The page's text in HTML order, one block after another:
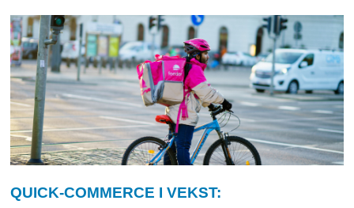
QUICK-COMMERCE I VEKST: